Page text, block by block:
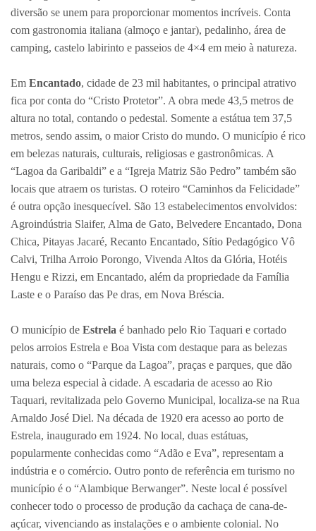
diversão se unem para proporcionar momentos incríveis. Conta
com gastronomia italiana (almoço e jantar), pedalinho, área de
camping, castelo labirinto e passeios de 4×4 em meio à natureza.
Em Encantado, cidade de 23 mil habitantes, o principal atrativo
fica por conta do “Cristo Protetor”. A obra mede 43,5 metros de
altura no total, contando o pedestal. Somente a estátua tem 37,5
metros, sendo assim, o maior Cristo do mundo. O município é rico
em belezas naturais, culturais, religiosas e gastronômicas. A
“Lagoa da Garibaldi” e a “Igreja Matriz São Pedro” também são
locais que atraem os turistas. O roteiro “Caminhos da Felicidade”
é outra opção inesquecível. São 13 estabelecimentos envolvidos:
Agroindústria Slaifer, Alma de Gato, Belvedere Encantado, Dona
Chica, Pitayas Jacaré, Recanto Encantado, Sítio Pedagógico Vô
Calvi, Trilha Arroio Porongo, Vivenda Altos da Glória, Hotéis
Hengu e Rizzi, em Encantado, além da propriedade da Família
Laste e o Paraíso das Pe dras, em Nova Bréscia.
O município de Estrela é banhado pelo Rio Taquari e cortado
pelos arroios Estrela e Boa Vista com destaque para as belezas
naturais, como o “Parque da Lagoa”, praças e parques, que dão
uma beleza especial à cidade. A escadaria de acesso ao Rio
Taquari, revitalizada pelo Governo Municipal, localiza-se na Rua
Arnaldo José Diel. Na década de 1920 era acesso ao porto de
Estrela, inaugurado em 1924. No local, duas estátuas,
popularmente conhecidas como “Adão e Eva”, representam a
indústria e o comércio. Outro ponto de referência em turismo no
município é o “Alambique Berwanger”. Neste local é possível
conhecer todo o processo de produção da cachaça de cana-de-
açúcar, vivenciando as instalações e o ambiente colonial. No